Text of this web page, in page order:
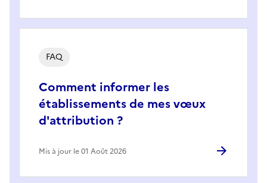
Comment informer les
établissements de mes vœux
d'attribution ?
FAQ
Mis à jour le 01 Août 2026